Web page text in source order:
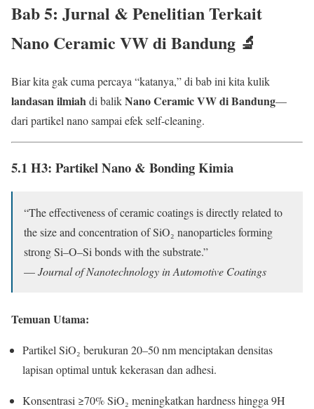
Bab 5: Jurnal & Penelitian Terkait
Nano Ceramic VW di Bandung 🔬
Biar kita gak cuma percaya “katanya,” di bab ini kita kulik
landasan ilmiahdi balikNano Ceramic VW di Bandung—
dari partikel nano sampai efek self-cleaning.
5.1 H3: Partikel Nano & Bonding Kimia
“The effectiveness of ceramic coatings is directly related to
the size and concentration of SiO₂ nanoparticles forming
strong Si–O–Si bonds with the substrate.”
—Journal of Nanotechnology in Automotive Coatings
Temuan Utama:
Partikel SiO₂ berukuran 20–50 nm menciptakan densitas
lapisan optimal untuk kekerasan dan adhesi.
Konsentrasi ≥70% SiO₂ meningkatkan hardness hingga 9H